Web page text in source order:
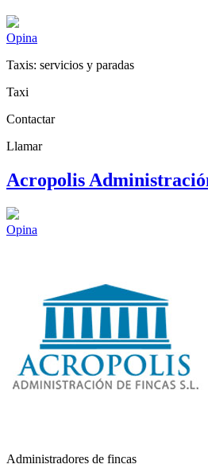
Opina
Taxis: servicios y paradas
Taxi
Contactar
Llamar
Acropolis
Opina
Administradores de fincas